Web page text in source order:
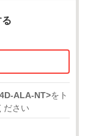
ALA-NT>をト
ださい